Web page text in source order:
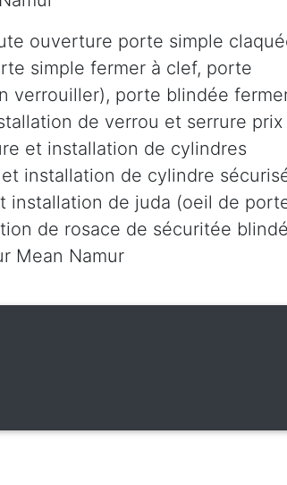
ouverture porte simple
simple fermer à clef, porte
verrouiller), porte blindée
de verrou et serrure prix
et installation de cylindres
installation de cylindre
installation de juda (oeil de
de rosace de sécuritée
Mean Namur